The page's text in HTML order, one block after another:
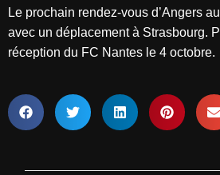
Le prochain rendez-vous d’Angers
avec un déplacement à Strasbourg.
réception du FC Nantes le 4 octobre.